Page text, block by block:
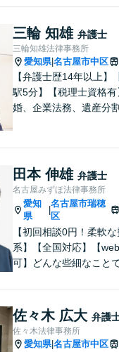
った対応・解決を目指し
す。ぜひ、お気軽にご相
ださい。
三輪 知雄 弁護士
三輪知雄法律事務所
愛知県|名古屋市中区
【弁護士歴14年以上】
駅5分】【税理士資格有
婚、企業法務、遺産分割
解決。【公式LINE】連
利！お気軽にご相談くだ
い！
田本 伸雄 弁護士
名古屋みずほ法律事務所
愛知
県
名古屋市瑞穂
区
【初回相談0円！柔軟
系】【全国対応】【
可】どんな些細なことで
ターネット／削除請求
請求、利用規約などのト
ルはお任せ！相続／感情
納得感を重視します。
佐々木 広大 弁護
佐々木法律事務所
愛知県|名古屋市中区